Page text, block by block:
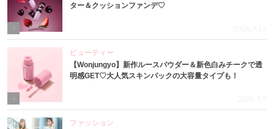
3
ター＆クッションファンデ♡
2026.7.14
ビューティー
【Wonjungyo】新作ルースパウダー＆新色白みチークで透
明感GET♡大人気スキンパックの大容量タイプも！
2026.7.9
ファッション